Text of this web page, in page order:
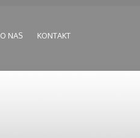
O NAS KONTAKT